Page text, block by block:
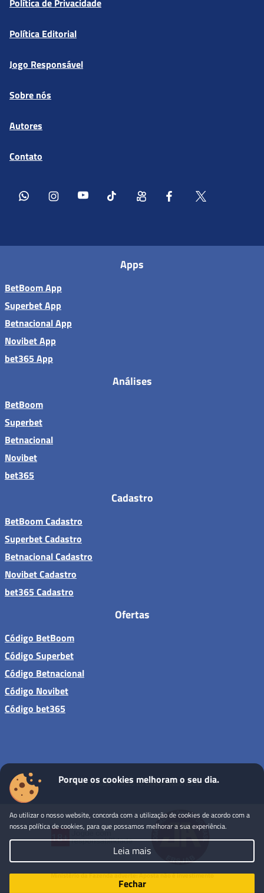
Política de Privacidade
Política Editorial
Jogo Responsável
Sobre nós
Autores
Contato
Apps
BetBoom App
Superbet App
Betnacional App
Novibet App
bet365 App
Análises
BetBoom
Superbet
Betnacional
Novibet
bet365
Cadastro
BetBoom Cadastro
Superbet Cadastro
Betnacional Cadastro
Novibet Cadastro
bet365 Cadastro
Ofertas
Código BetBoom
Código Superbet
Código Betnacional
Código Novibet
Código bet365
Sites de apostas - Todos os direitos reservados
Porque os cookies melhoram o seu dia.
Ao utilizar o nosso website, concorda com a utilização de cookies de acordo com a
nossa política de cookies, para que possamos melhorar a sua experiência.
Leia mais
Fechar
Ministério da Fazenda adverte: Aposta não é investimento